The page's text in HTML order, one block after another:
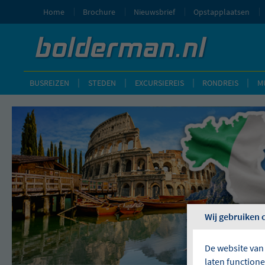
BUSREIZEN STEDEN EXCURSIEREIS RONDREIS
Home Brochure Nieuwsbrief Opstapplaatsen
Wij gebruiken
De website
laten